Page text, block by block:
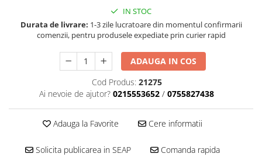
■ Filtre ulei
■ Filtre combustibil
■ Filtre hidraulice
■ Filtre epurator
IN STOC
Durata de livrare: 1-3 zile lucratoare din momentul confirmarii
comenzii, pentru produsele expediate prin curier rapid
ADAUGA IN COS
Cod Produs: 21275
Ai nevoie de ajutor? 0215553652 / 0755827438
Adauga la Favorite Cere informatii
Solicita publicarea in SEAP Comanda rapida